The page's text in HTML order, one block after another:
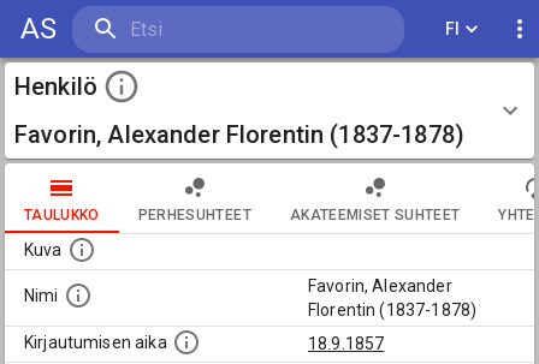
AS FI
Henkilö
Favorin, Alexander Florentin (1837-1878)
TAULUKKO PERHESUHTEET AKATEEMISET SUHTEET
Kuva
Nimi
Favorin, Alexander
Florentin (1837-1878)
Kirjautumisen aika
18.9.1857